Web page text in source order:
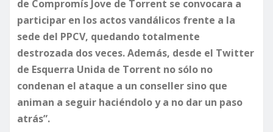
de Compromís Jove de Torrent se convocara a
participar en los actos vandálicos frente a la
sede del PPCV, quedando totalmente
destrozada dos veces. Además, desde el Twitter
de Esquerra Unida de Torrent no sólo no
condenan el ataque a un conseller sino que
animan a seguir haciéndolo y a no dar un paso
atrás”.